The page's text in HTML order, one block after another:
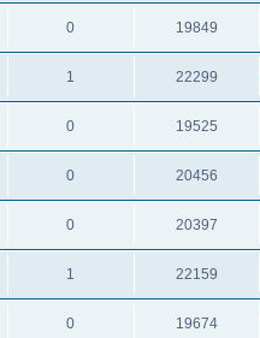
0 19849
1 22299
0 19525
0 20456
0 20397
1 22159
0 19674